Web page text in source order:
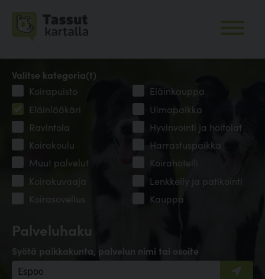
Palveluhaku
Syötä paikkakunta, palvelun nimi tai osoite
Valitse kategoria(t)
Koirapuisto
Eläinkauppa
Eläinlääkäri
Uimapaikka
Ravintola
Hyvinvointi ja hoitolat
Koirakoulu
Harrastuspaikka
Muut palvelut
Koirahotelli
Koirakuvaaja
Lenkkeily ja patikointi
Koirasovellus
Kauppa